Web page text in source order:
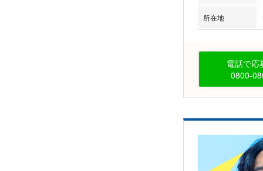
所在地
電話で応
0800-